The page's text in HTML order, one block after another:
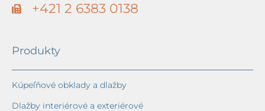
+421 2 6383 0138
Produkty
Kúpeľňové obklady a dlažby
Dlažby interiérové a exteriérové